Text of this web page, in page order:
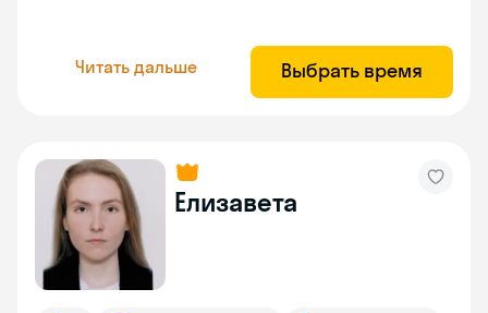
Читать дальше Выбрать время
Елизавета